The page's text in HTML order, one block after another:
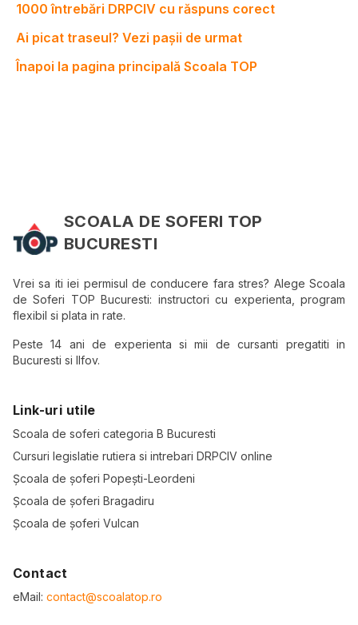
1000 întrebări DRPCIV cu răspuns corect
Ai picat traseul? Vezi pașii de urmat
Înapoi la pagina principală Scoala TOP
SCOALA DE SOFERI TOP
BUCURESTI
Vrei sa iti iei permisul de conducere fara stres? Alege Scoala
de Soferi TOP Bucuresti: instructori cu experienta, program
flexibil si plata in rate.
Peste 14 ani de experienta si mii de cursanti pregatiti in
Bucuresti si Ilfov.
Link-uri utile
Scoala de soferi categoria B Bucuresti
Cursuri legislatie rutiera si intrebari DRPCIV online
Școala de șoferi Popești-Leordeni
Școala de șoferi Bragadiru
Școala de șoferi Vulcan
Contact
eMail: contact@scoalatop.ro